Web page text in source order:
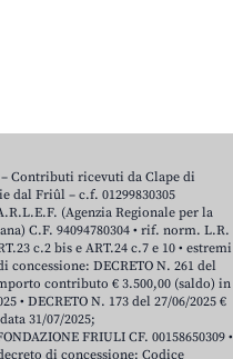
– Contributi ricevuti da Clape di
dal Friûl – c.f. 01299830305
(Agenzia Regionale per la
C.F. 94094780304 • rif. norm. L.R.
c.2 bis e ART.24 c.7 e 10 • estremi
concessione: DECRETO N. 261 del
contributo € 3.500,00 (saldo) in
• DECRETO N. 173 del 27/06/2025 €
31/07/2025;
FRIULI CF. 00158650309 •
di concessione: Codice